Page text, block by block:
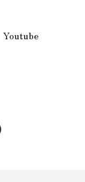
Youtube